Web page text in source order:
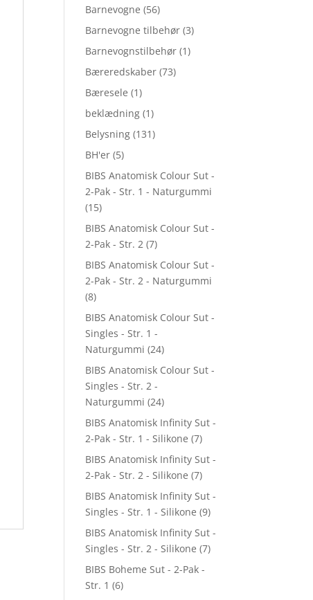
Barnevogne (56)
Barnevogne tilbehør (3)
Barnevognstilbehør (1)
Bæreredskaber (73)
Bæresele (1)
beklædning (1)
Belysning (131)
BH'er (5)
BIBS Anatomisk Colour Sut -
2-Pak - Str. 1 - Naturgummi
(15)
BIBS Anatomisk Colour Sut -
2-Pak - Str. 2 (7)
BIBS Anatomisk Colour Sut -
2-Pak - Str. 2 - Naturgummi
(8)
BIBS Anatomisk Colour Sut -
Singles - Str. 1 -
Naturgummi (24)
BIBS Anatomisk Colour Sut -
Singles - Str. 2 -
Naturgummi (24)
BIBS Anatomisk Infinity Sut -
2-Pak - Str. 1 - Silikone (7)
BIBS Anatomisk Infinity Sut -
2-Pak - Str. 2 - Silikone (7)
BIBS Anatomisk Infinity Sut -
Singles - Str. 1 - Silikone (9)
BIBS Anatomisk Infinity Sut -
Singles - Str. 2 - Silikone (7)
BIBS Boheme Sut - 2-Pak -
Str. 1 (6)